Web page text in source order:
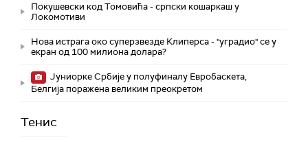
Покушевски код Томовића - српски кошаркаш у
Локомотиви
Нова истрага око суперзвезде Клиперса - "уградио" се у
екран од 100 милиона долара?
Јуниорке Србије у полуфиналу Евробаскета,
Белгија поражена великим преокретом
Тенис